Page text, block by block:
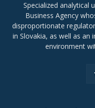
Specialized analytical
Business Agency
disproportionate
in Slovakia, as well as an
environment